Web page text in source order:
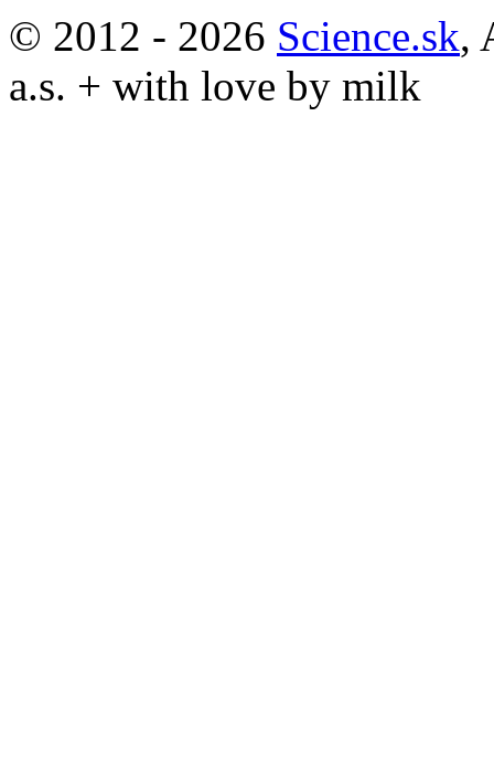
© 2012 - 2026 Science.sk,
a.s. + with love by milk